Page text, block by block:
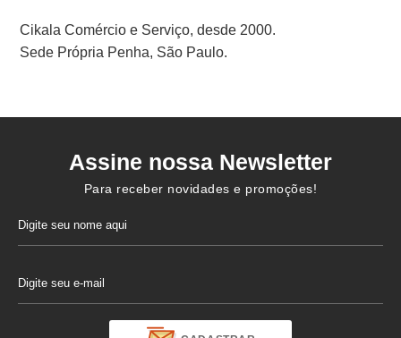
Cikala Comércio e Serviço, desde 2000.
Sede Própria Penha, São Paulo.
Assine nossa Newsletter
Para receber novidades e promoções!